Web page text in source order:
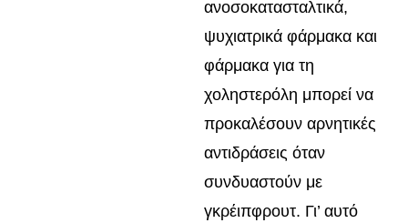
ανοσοκατασταλτικά,
ψυχιατρικά φάρμακα και
φάρμακα για τη
χοληστερόλη μπορεί να
προκαλέσουν αρνητικές
αντιδράσεις όταν
συνδυαστούν με
γκρέιπφρουτ. Γι’ αυτό